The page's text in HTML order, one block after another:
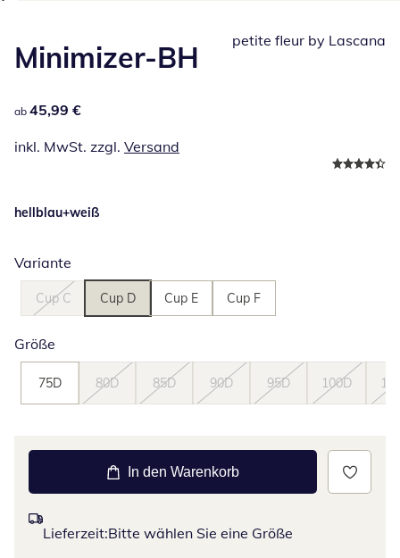
Minimizer-BH
45,99 €
ab 45,99 €
inkl. MwSt. zzgl. Versand
petite fleur by Lascana
hellblau+weiß
Variante
Cup C Cup D Cup E Cup F
Größe
75D 80D 85D 90D 95D 100D
In den Warenkorb
Lieferzeit:Bitte wählen Sie eine Größe